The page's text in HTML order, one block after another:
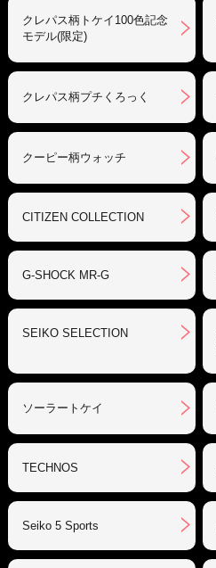
クレパス柄トケイ100色記念
モデル(限定)
クレパス柄プチくろっく
クーピー柄ウォッチ
CITIZEN COLLECTION
G-SHOCK MR-G
SEIKO SELECTION
ソーラートケイ
TECHNOS
Seiko 5 Sports